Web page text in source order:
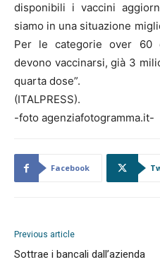
disponibili i vaccini
siamo in una situazione
Per le categorie over 60
devono vaccinarsi, già 3
quarta dose”.
(ITALPRESS).
-foto agenziafotogramma.it-
Facebook
Previous article
Sottrae i bancali dall’azienda